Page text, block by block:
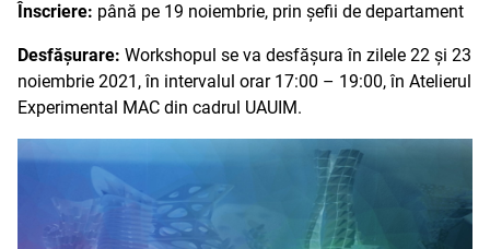
Înscriere: până pe 19 noiembrie, prin șefii de departament
Desfășurare: Workshopul se va desfășura în zilele 22 și 23
noiembrie 2021, în intervalul orar 17:00 – 19:00, în Atelierul
Experimental MAC din cadrul UAUIM.